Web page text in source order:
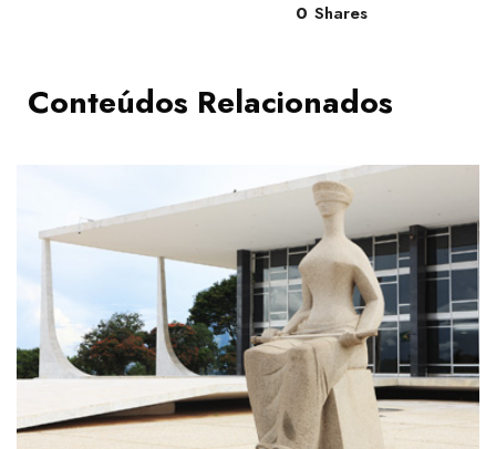
0 Shares
Conteúdos Relacionados